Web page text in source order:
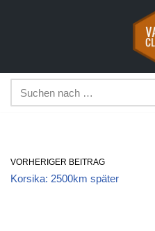
springen
VORHERIGER BEITRAG
Korsika: 2500km später